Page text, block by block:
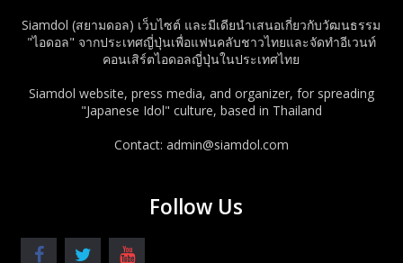
Siamdol (สยามดอล) เว็บไซต์ และมีเดียนำเสนอเกี่ยวกับวัฒนธรรม
"ไอดอล" จากประเทศญี่ปุ่นเพื่อแฟนคลับชาวไทยและจัดทำอีเวนท์
คอนเสิร์ตไอดอลญี่ปุ่นในประเทศไทย
Siamdol website, press media, and organizer, for spreading
"Japanese Idol" culture, based in Thailand
Contact: admin@siamdol.com
Follow Us